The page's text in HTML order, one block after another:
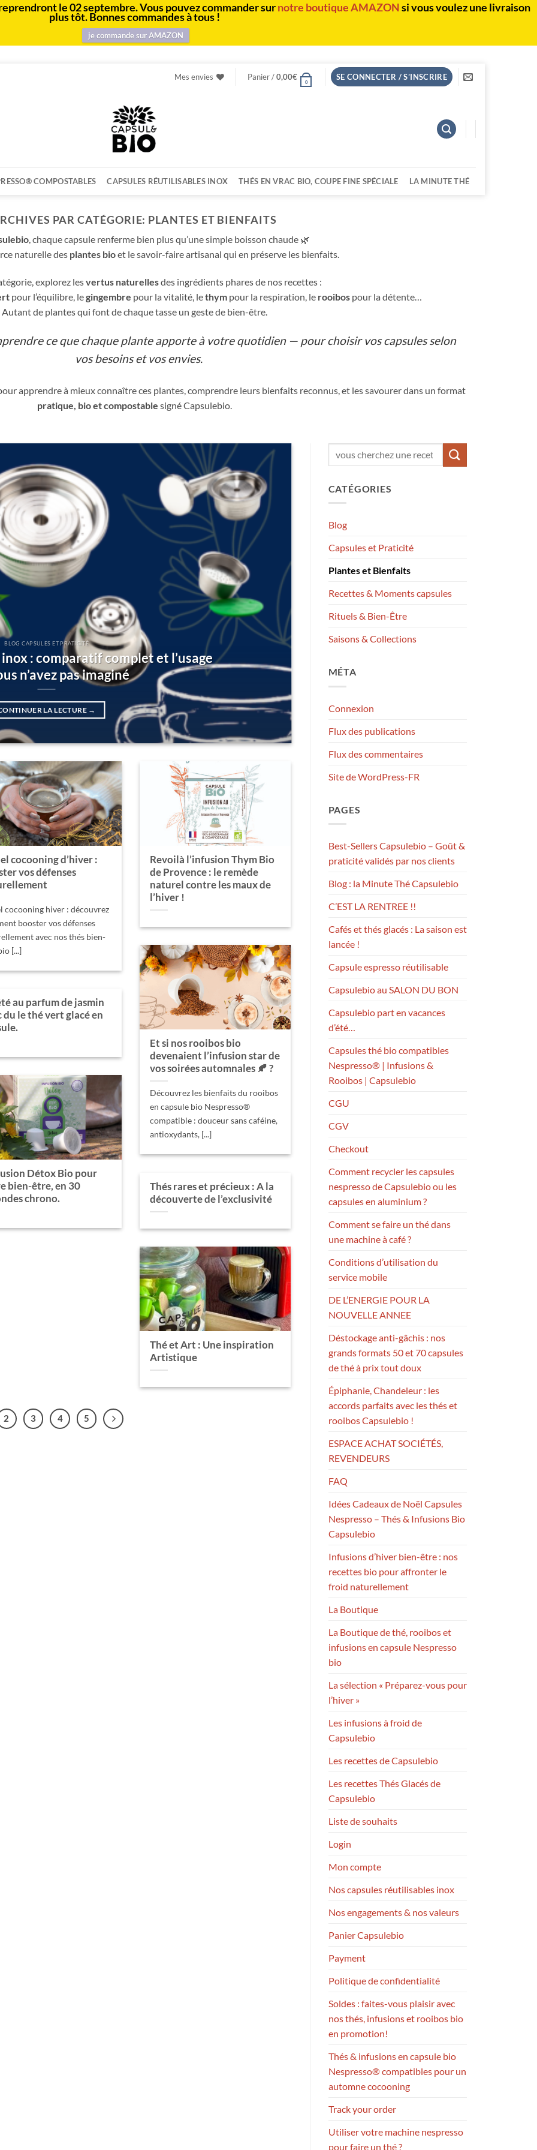
le 02 septembre. Vous pouvez commander surnotre boutique AMAZONsi vous voulez une livraison
plus tôt. Bonnes commandes à tous !
je commande sur AMAZON
Mes envies Panier /0,00€
0
SE CONNECTER / S’INSCRIRE
COMPOSTABLES CAPSULES RÉUTILISABLES INOX THÉS EN VRAC BIO, COUPE FINE SPÉCIALE LA MINUTE THÉ
PAR CATÉGORIE: PLANTES ET BIENFAITS
, chaque capsule renferme bien plus qu’une simple boisson chaude 🌿
naturelle des plantes bioet le savoir-faire artisanal qui en préserve les bienfaits.
explorez lesvertus naturellesdes ingrédients phares de nos recettes :
pour l’équilibre, legingembre pour la vitalité, lethympour la respiration, le rooibospour la détente…
Autant de plantes qui font de chaque tasse un geste de bien-être.
ce que chaque plante apporte à votre quotidien — pour choisir vos capsules selon
vos besoins et vos envies.
apprendre à mieux connaître ces plantes, comprendre leurs bienfaits reconnus, et les savourer dans un format
pratique, bio et compostable signé Capsulebio.
BLOG CAPSULES ET PRATICITÉ
: comparatif complet et l’usage
n’avez pas imaginé
LA LECTURE →
cocooning d’hiver :
vos défenses
cocooning hiver : découvrez
booster vos défenses
avec nos thés bien-
[...]
Revoilà l’infusion Thym Bio
de Provence : le remède
naturel contre les maux de
l’hiver !
Et si nos rooibos bio
devenaient l’infusion star de
vos soirées automnales 🍂 ?
Découvrez les bienfaits du rooibos
en capsule bio Nespresso®
compatible : douceur sans caféine,
antioxydants, [...]
au parfum de jasmin
du le thé vert glacé en
Détox Bio pour
bien-être, en 30
chrono.
Thés rares et précieux : A la
découverte de l’exclusivité
Thé et Art : Une inspiration
Artistique
2 3 4 5
CATÉGORIES
Blog
Capsules et Praticité
Plantes et Bienfaits
Recettes & Moments capsules
Rituels & Bien-Être
Saisons & Collections
MÉTA
Connexion
Flux des publications
Flux des commentaires
Site de WordPress-FR
PAGES
Best-Sellers Capsulebio – Goût &
praticité validés par nos clients
Blog : la Minute Thé Capsulebio
C’EST LA RENTREE !!
Cafés et thés glacés : La saison est
lancée !
Capsule espresso réutilisable
Capsulebio au SALON DU BON
Capsulebio part en vacances
d’été…
Capsules thé bio compatibles
Nespresso® | Infusions &
Rooibos | Capsulebio
CGU
CGV
Checkout
Comment recycler les capsules
nespresso de Capsulebio ou les
capsules en aluminium ?
Comment se faire un thé dans
une machine à café ?
Conditions d’utilisation du
service mobile
DE L’ENERGIE POUR LA
NOUVELLE ANNEE
Déstockage anti-gâchis : nos
grands formats 50 et 70 capsules
de thé à prix tout doux
Épiphanie, Chandeleur : les
accords parfaits avec les thés et
rooibos Capsulebio !
ESPACE ACHAT SOCIÉTÉS,
REVENDEURS
FAQ
Idées Cadeaux de Noël Capsules
Nespresso – Thés & Infusions Bio
Capsulebio
Infusions d’hiver bien-être : nos
recettes bio pour affronter le
froid naturellement
La Boutique
La Boutique de thé, rooibos et
infusions en capsule Nespresso
bio
La sélection « Préparez-vous pour
l’hiver »
Les infusions à froid de
Capsulebio
Les recettes de Capsulebio
Les recettes Thés Glacés de
Capsulebio
Liste de souhaits
Login
Mon compte
Nos capsules réutilisables inox
Nos engagements & nos valeurs
Panier Capsulebio
Payment
Politique de confidentialité
Soldes : faites-vous plaisir avec
nos thés, infusions et rooibos bio
en promotion!
Thés & infusions en capsule bio
Nespresso® compatibles pour un
automne cocooning
Track your order
Utiliser votre machine nespresso
pour faire un thé ?